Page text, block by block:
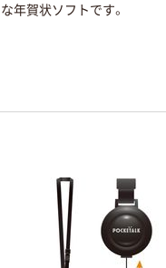
な年賀状ソフトです。